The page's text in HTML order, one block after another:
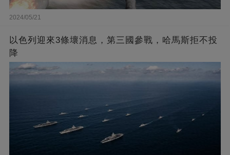
2024/05/21
以色列迎來3條壞消息，第三國參戰，哈馬斯拒不投
降